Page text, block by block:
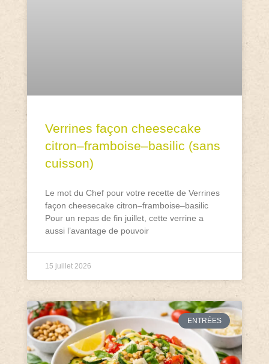
Verrines façon cheesecake
citron–framboise–basilic (sans
cuisson)
Le mot du Chef pour votre recette de Verrines
façon cheesecake citron–framboise–basilic
Pour un repas de fin juillet, cette verrine a
aussi l’avantage de pouvoir
15 juillet 2026
ENTRÉES